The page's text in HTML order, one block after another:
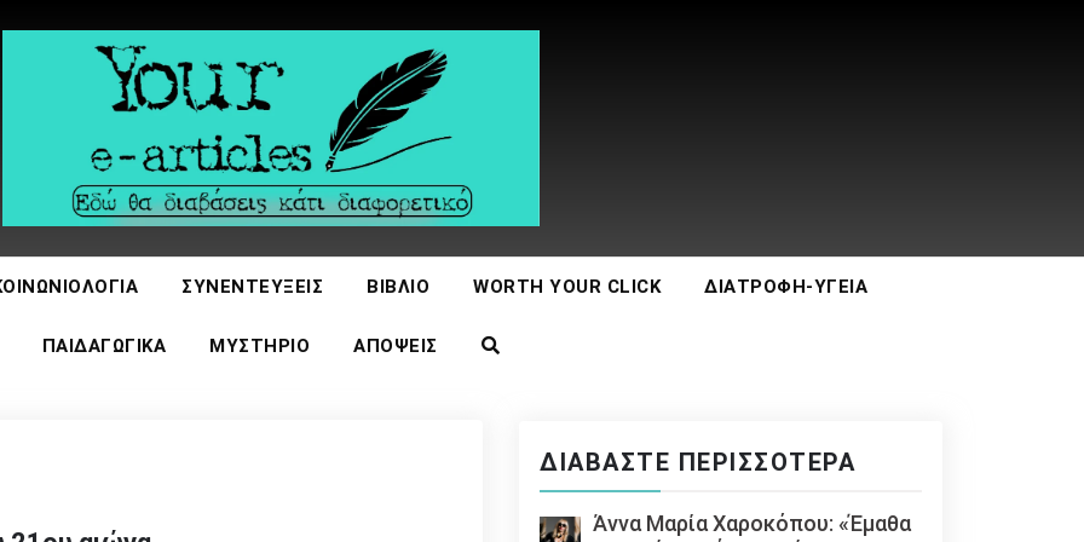
ΣΥΝΕΝΤΕΎΞΕΙΣ ΒΙΒΛΊΟ WORTH YOUR CLICK ΔΙΑΤΡΟΦΉ-ΥΓΕΊΑ
ΠΑΙΔΑΓΩΓΙΚΆ ΜΥΣΤΉΡΙΟ ΑΠΌΨΕΙΣ
ΔΙΑΒΆΣΤΕ ΠΕΡΙΣΣΌΤΕΡΑ
Άννα Μαρία Χαροκόπου: «Έμαθα